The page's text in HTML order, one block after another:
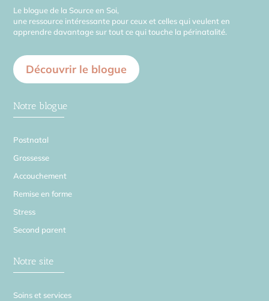
Le blogue de la Source en Soi,
une ressource intéressante pour ceux et celles qui veulent en
apprendre davantage sur tout ce qui touche la périnatalité.
Découvrir le blogue
Notre blogue
Postnatal
Grossesse
Accouchement
Remise en forme
Stress
Second parent
Notre site
Soins et services